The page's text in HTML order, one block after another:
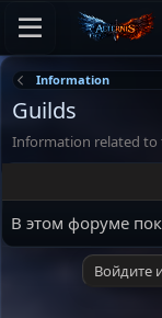
Information
Guilds
Information related to
В этом форуме
Войдите